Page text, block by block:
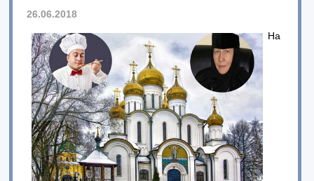
26.06.2018
На